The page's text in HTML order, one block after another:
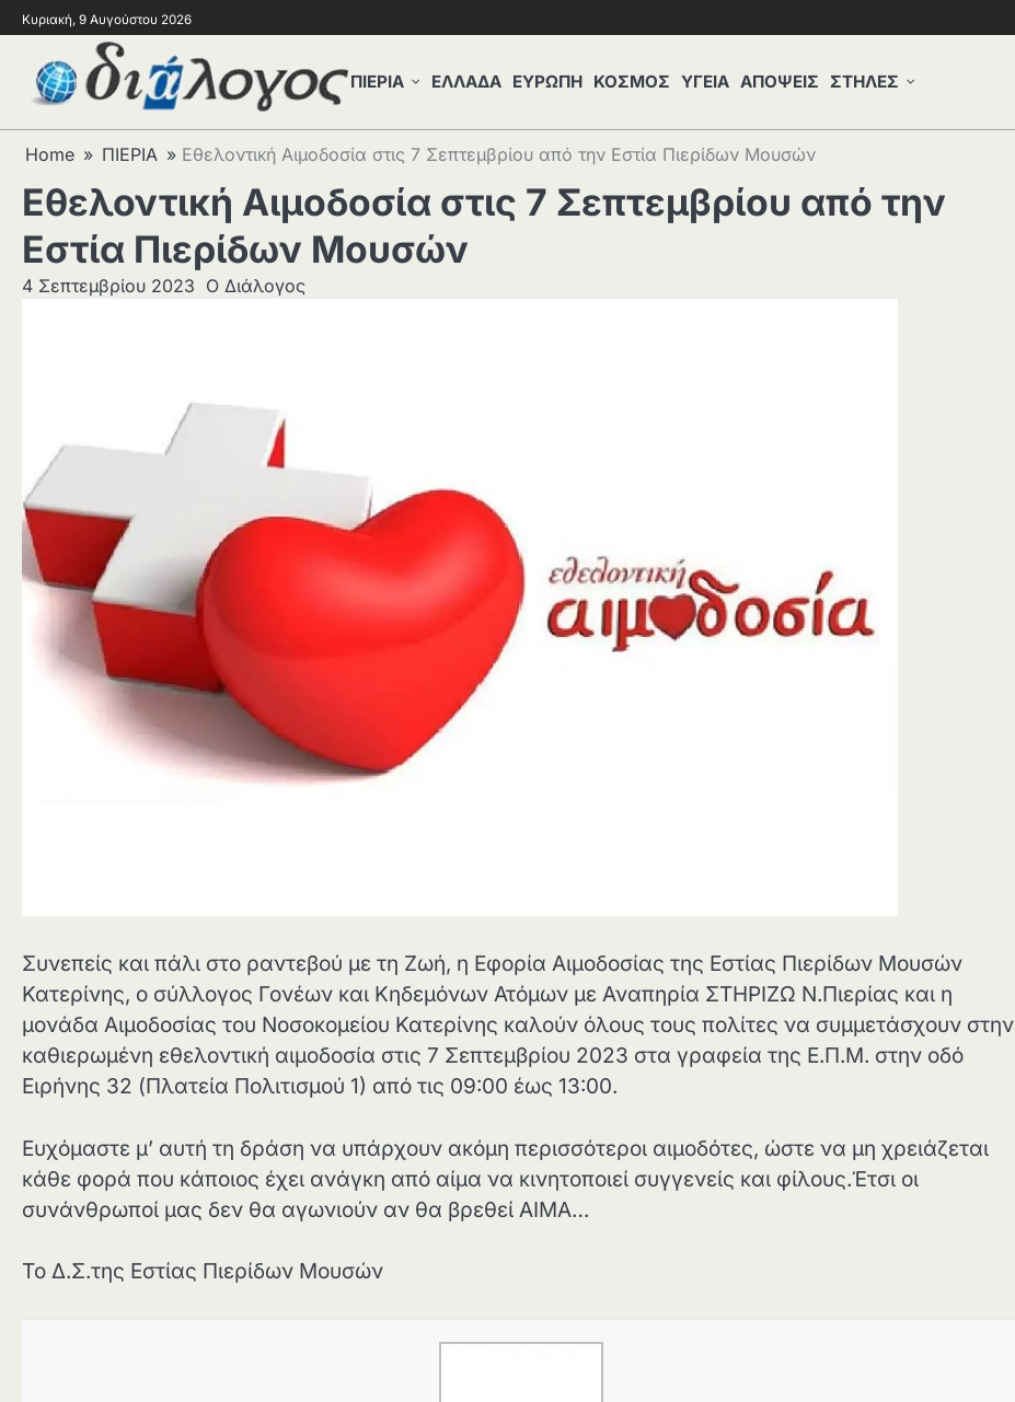
Κυριακή, 9 Αυγούστου 2026
ΠΙΕΡΙΑ ΕΛΛΑΔΑ ΕΥΡΩΠΗ ΚΟΣΜΟΣ ΥΓΕΙΑ ΑΠΟΨΕΙΣ ΣΤΗΛΕΣ
Home ΠΙΕΡΙΑ Εθελοντική Αιμοδοσία στις 7 Σεπτεμβρίου από την Εστία Πιερίδων Μουσών
Εθελοντική Αιμοδοσία στις 7 Σεπτεμβρίου από την
Εστία Πιερίδων Μουσών
4 Σεπτεμβρίου 2023 Ο Διάλογος
Συνεπείς και πάλι στο ραντεβού με τη Ζωή, η Εφορία Αιμοδοσίας της Εστίας Πιερίδων Μουσών
Κατερίνης, ο σύλλογος Γονέων και Κηδεμόνων Ατόμων με Αναπηρία ΣΤΗΡΙΖΩ Ν.Πιερίας και η
μονάδα Αιμοδοσίας του Νοσοκομείου Κατερίνης καλούν όλους τους πολίτες να συμμετάσχουν στην
καθιερωμένη εθελοντική αιμοδοσία στις 7 Σεπτεμβρίου 2023 στα γραφεία της Ε.Π.Μ. στην οδό
Ειρήνης 32 (Πλατεία Πολιτισμού 1) από τις 09:00 έως 13:00.
Ευχόμαστε μ’ αυτή τη δράση να υπάρχουν ακόμη περισσότεροι αιμοδότες, ώστε να μη χρειάζεται
κάθε φορά που κάποιος έχει ανάγκη από αίμα να κινητοποιεί συγγενείς και φίλους.Έτσι οι
συνάνθρωποί μας δεν θα αγωνιούν αν θα βρεθεί ΑΙΜΑ…
Το Δ.Σ.της Εστίας Πιερίδων Μουσών